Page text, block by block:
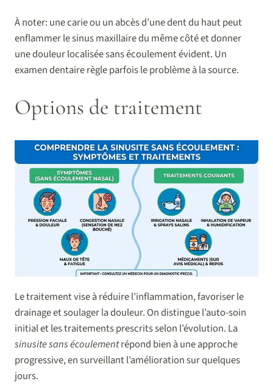
À noter: une carie ou un abcès d’une dent du haut peut
enflammer le sinus maxillaire du même côté et donner
une douleur localisée sans écoulement évident. Un
examen dentaire règle parfois le problème à la source.
Options de traitement
Le traitement vise à réduire l’inflammation, favoriser le
drainage et soulager la douleur. On distingue l’auto-soin
initial et les traitements prescrits selon l’évolution. La
sinusite sans écoulementrépond bien à une approche
progressive, en surveillant l’amélioration sur quelques
jours.